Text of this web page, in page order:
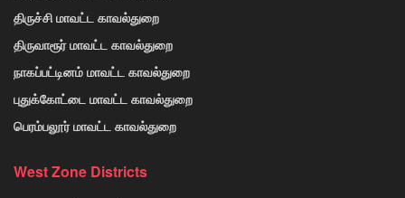
திருச்சி மாவட்ட காவல்துறை
திருவாரூர் மாவட்ட காவல்துறை
நாகப்பட்டினம் மாவட்ட காவல்துறை
புதுக்கோட்டை மாவட்ட காவல்துறை
பெரம்பலூர் மாவட்ட காவல்துறை
West Zone Districts